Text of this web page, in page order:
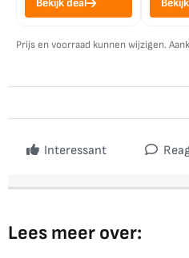
Bekijk deal
Prijs en voorraad kunnen wijzigen.
Interessant
Lees meer over: